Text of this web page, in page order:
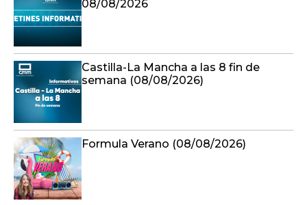
08/08/2026
Castilla-La Mancha a las 8 fin de
semana (08/08/2026)
Formula Verano (08/08/2026)